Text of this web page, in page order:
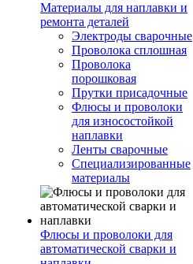
Материалы для наплавки и
ремонта деталей
Электроды сварочные
Проволока сплошная
Проволока
порошковая
Прутки присадочные
Флюсы и проволоки
для износостойкой
наплавки
Ленты сварочные
Специализированные
материалы
Флюсы и проволоки для
автоматической сварки и